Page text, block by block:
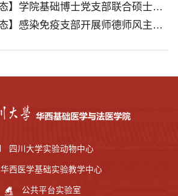
上一条：【支部动态】学院基础博士党支部联合硕士研究生第一党支部开展红色观影活动
下一条：【支部动态】感染免疫支部开展师德师风主题教育系列活动之——学习教育家精神，升华立德树人之志
四川大学实验动物中心
华西医学基础实验教学中心
公共平台实验室